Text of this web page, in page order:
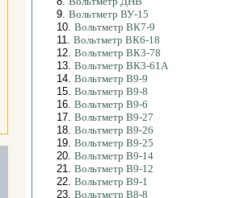
9. Вольтметр ВУ-15
10. Вольтметр ВК7-9
11. Вольтметр ВК6-18
12. Вольтметр ВК3-78
13. Вольтметр ВК3-61А
14. Вольтметр В9-9
15. Вольтметр В9-8
16. Вольтметр В9-6
17. Вольтметр В9-27
18. Вольтметр В9-26
19. Вольтметр В9-25
20. Вольтметр В9-14
21. Вольтметр В9-12
22. Вольтметр В9-1
23. Вольтметр В8-8